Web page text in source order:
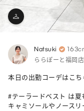
Natsuki
ららぽーと福岡店
本日の出勤コーデはこち
#テーラードベスト は夏
キャミソールやノース